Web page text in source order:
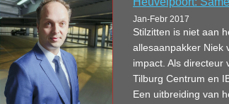
Jan-Febr 2017
Stilzitten is niet aan
allesaanpakker Niek
impact. Als directeur
Tilburg Centrum en
Een uitbreiding van